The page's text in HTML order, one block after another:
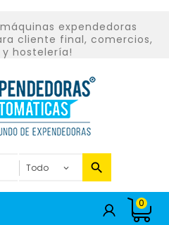
expendedoras
cliente final, comercios,
hostelería!
0